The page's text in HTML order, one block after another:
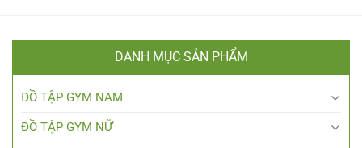
DANH MỤC SẢN PHẨM
ĐỒ TẬP GYM NAM
ĐỒ TẬP GYM NỮ